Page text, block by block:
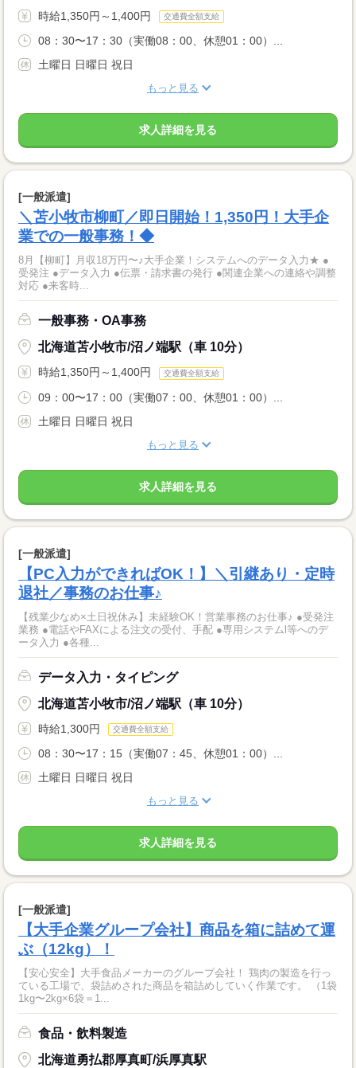
時給1,350円～1,400円 交通費全額支給
08：30〜17：30（実働08：00、休憩01：00）...
土曜日 日曜日 祝日
もっと見る
求人詳細を見る
[一般派遣]
＼苫小牧市柳町／即日開始！1,350円！大手企
業での一般事務！◆
8月【柳町】月収18万円〜♪大手企業！システムへのデータ入力★ ●
受発注 ●データ入力 ●伝票・請求書の発行 ●関連企業への連絡や調整
対応 ●来客時...
一般事務・OA事務
北海道苫小牧市/沼ノ端駅（車 10分）
時給1,350円～1,400円 交通費全額支給
09：00〜17：00（実働07：00、休憩01：00）...
土曜日 日曜日 祝日
もっと見る
求人詳細を見る
[一般派遣]
【PC入力ができればOK！】＼引継あり・定時
退社／事務のお仕事♪
【残業少なめ×土日祝休み】未経験OK！営業事務のお仕事♪ ●受発注
業務 ●電話やFAXによる注文の受付、手配 ●専用システムl等へのデ
ータ入力 ●各種...
データ入力・タイピング
北海道苫小牧市/沼ノ端駅（車 10分）
時給1,300円 交通費全額支給
08：30〜17：15（実働07：45、休憩01：00）...
土曜日 日曜日 祝日
もっと見る
求人詳細を見る
[一般派遣]
【大手企業グループ会社】商品を箱に詰めて運
ぶ（12kg）！
【安心安全】大手食品メーカーのグループ会社！ 鶏肉の製造を行っ
ている工場で、袋詰めされた商品を箱詰めしていく作業です。 （1袋
1kg〜2kg×6袋＝1...
食品・飲料製造
北海道勇払郡厚真町/浜厚真駅